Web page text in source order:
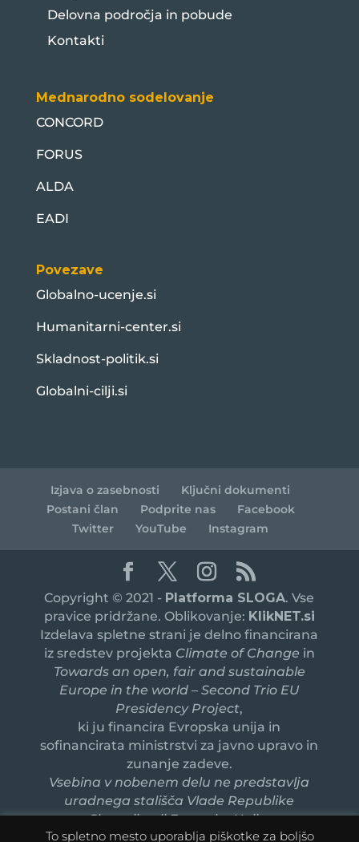
Delovna področja in pobude
Kontakti
Mednarodno sodelovanje
CONCORD
FORUS
ALDA
EADI
Povezave
Globalno-ucenje.si
Humanitarni-center.si
Skladnost-politik.si
Globalni-cilji.si
Izjava o zasebnosti
Ključni dokumenti
Postani član
Podprite nas
Facebook
Twitter
YouTube Instagram
Copyright © 2021 - Platforma SLOGA. Vse
pravice pridržane. Oblikovanje: KlikNET.si
Izdelava spletne strani je delno financirana
iz sredstev projekta Climate of Change in
Towards an open, fair and sustainable
Europe in the world – Second Trio EU
Presidency Project,
ki ju financira Evropska unija in
sofinancirata ministrstvi za javno upravo in
zunanje zadeve.
Vsebina v nobenem delu ne predstavlja
uradnega stališča Vlade Republike
Slovenije ali Evropske Unije.
To spletno mesto uporablja piškotke za boljšo